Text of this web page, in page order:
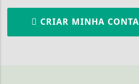
CRIAR MINHA CONTA